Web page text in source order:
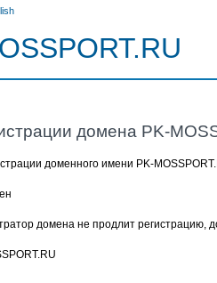
домена PK-
доменного имени PK-
домена не продлит регистрацию,